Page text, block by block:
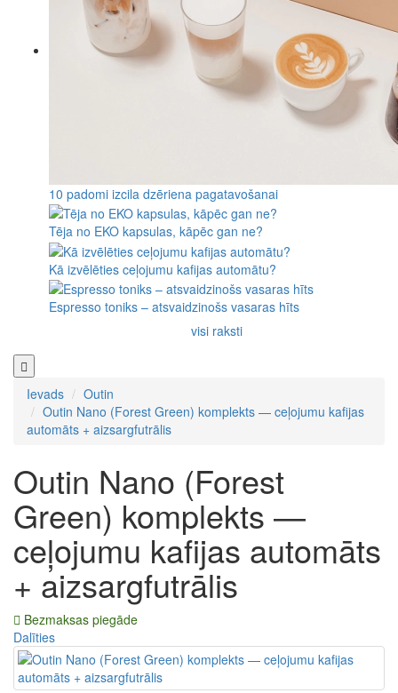
10 padomi izcila dzēriena pagatavošanai
Tēja no EKO kapsulas, kāpēc gan ne?
Kā izvēlēties ceļojumu kafijas automātu?
Espresso toniks – atsvaidzinošs vasaras hīts
visi raksti
Ievads
Outin
Outin Nano (Forest Green) komplekts — ceļojumu kafijas
automāts + aizsargfutrālis
Outin Nano (Forest
Green) komplekts —
ceļojumu kafijas automāts
+ aizsargfutrālis
Bezmaksas piegāde
Dalīties